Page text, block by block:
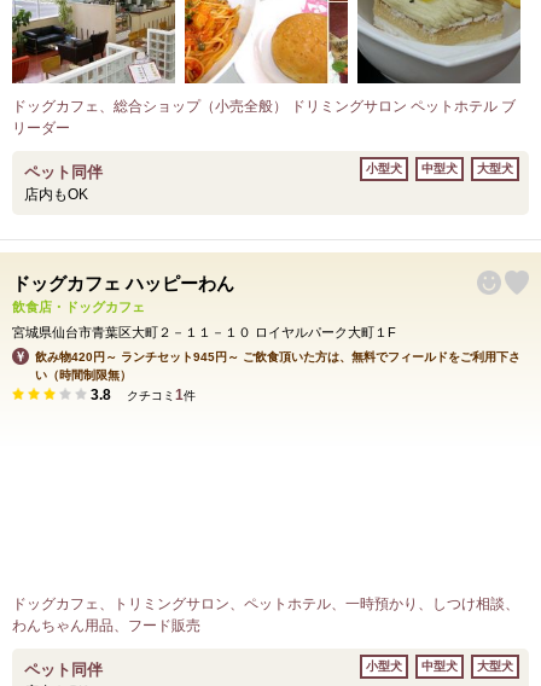
ドッグカフェ、総合ショップ（小売全般） ドリミングサロン ペットホテル ブ
リーダー
ペット同伴
店内もOK
小型犬 中型犬 大型犬
ドッグカフェ ハッピーわん
飲食店・ドッグカフェ
宮城県仙台市青葉区大町２－１１－１０ ロイヤルパーク大町１F
飲み物420円～ ランチセット945円～ ご飲食頂いた方は、無料でフィールドをご利用下さ
い（時間制限無）
3.8 クチコミ 1件
ドッグカフェ、トリミングサロン、ペットホテル、一時預かり、しつけ相談、
わんちゃん用品、フード販売
ペット同伴 小型犬 中型犬 大型犬